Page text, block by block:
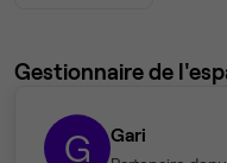
Gestionnaire de
G Gari